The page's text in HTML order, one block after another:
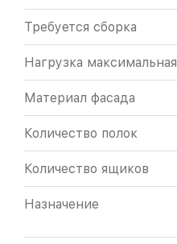
Требуется сборка
Нагрузка максимальная
Материал фасада
Количество полок
Количество ящиков
Назначение